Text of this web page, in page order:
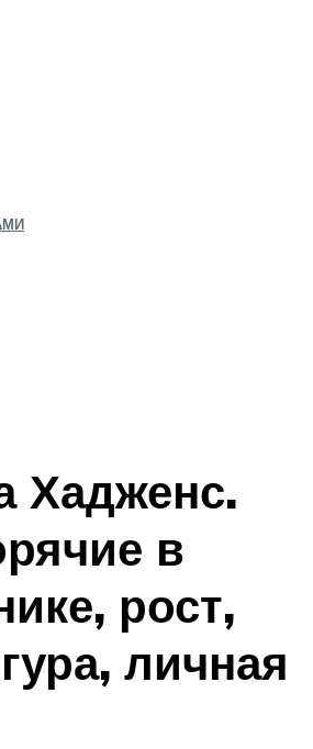
Хадженс.
в
рост,
личная